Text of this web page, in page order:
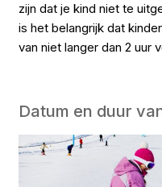
zijn dat je kind niet te
is het belangrijk dat
van niet langer dan 2 uur
Datum en duur